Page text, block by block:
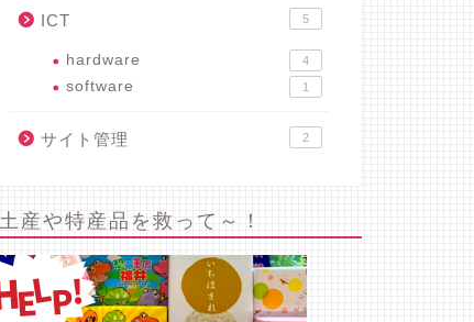
ICT 5
hardware 4
software 1
サイト管理 2
お土産や特産品を救って～！